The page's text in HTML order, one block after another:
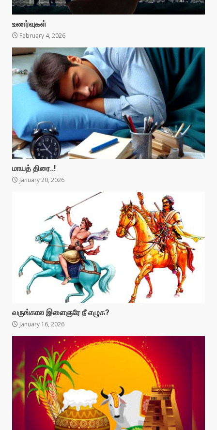
உணர்வுகள்
February 4, 2026
மாயத் திரை..!
January 20, 2026
வருங்கால இளைஞரே நீ எழுக?
January 16, 2026